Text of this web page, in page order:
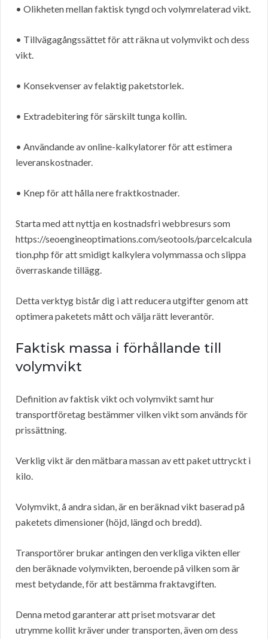
• Olikheten mellan faktisk tyngd och volymrelaterad vikt.
• Tillvägagångssättet för att räkna ut volymvikt och dess
vikt.
• Konsekvenser av felaktig paketstorlek.
• Extradebitering för särskilt tunga kollin.
• Användande av online-kalkylatorer för att estimera
leveranskostnader.
• Knep för att hålla nere fraktkostnader.
Starta med att nyttja en kostnadsfri webbresurs som
https://seoengineoptimations.com/seotools/parcelcalcula
tion.php för att smidigt kalkylera volymmassa och slippa
överraskande tillägg.
Detta verktyg bistår dig i att reducera utgifter genom att
optimera paketets mått och välja rätt leverantör.
Faktisk massa i förhållande till
volymvikt
Definition av faktisk vikt och volymvikt samt hur
transportföretag bestämmer vilken vikt som används för
prissättning.
Verklig vikt är den mätbara massan av ett paket uttryckt i
kilo.
Volymvikt, å andra sidan, är en beräknad vikt baserad på
paketets dimensioner (höjd, längd och bredd).
Transportörer brukar antingen den verkliga vikten eller
den beräknade volymvikten, beroende på vilken som är
mest betydande, för att bestämma fraktavgiften.
Denna metod garanterar att priset motsvarar det
utrymme kollit kräver under transporten, även om dess